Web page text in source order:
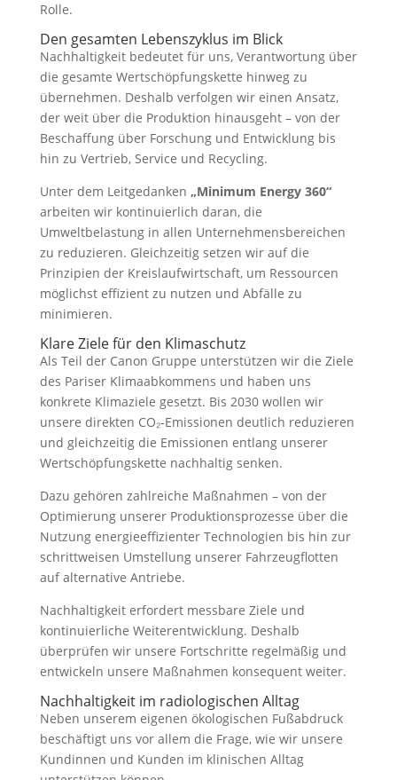
Rolle.
Den gesamten Lebenszyklus im Blick
Nachhaltigkeit bedeutet für uns, Verantwortung über
die gesamte Wertschöpfungskette hinweg zu
übernehmen. Deshalb verfolgen wir einen Ansatz,
der weit über die Produktion hinausgeht – von der
Beschaffung über Forschung und Entwicklung bis
hin zu Vertrieb, Service und Recycling.
Unter dem Leitgedanken „Minimum Energy 360“
arbeiten wir kontinuierlich daran, die
Umweltbelastung in allen Unternehmensbereichen
zu reduzieren. Gleichzeitig setzen wir auf die
Prinzipien der Kreislaufwirtschaft, um Ressourcen
möglichst effizient zu nutzen und Abfälle zu
minimieren.
Klare Ziele für den Klimaschutz
Als Teil der Canon Gruppe unterstützen wir die Ziele
des Pariser Klimaabkommens und haben uns
konkrete Klimaziele gesetzt. Bis 2030 wollen wir
unsere direkten CO₂-Emissionen deutlich reduzieren
und gleichzeitig die Emissionen entlang unserer
Wertschöpfungskette nachhaltig senken.
Dazu gehören zahlreiche Maßnahmen – von der
Optimierung unserer Produktionsprozesse über die
Nutzung energieeffizienter Technologien bis hin zur
schrittweisen Umstellung unserer Fahrzeugflotten
auf alternative Antriebe.
Nachhaltigkeit erfordert messbare Ziele und
kontinuierliche Weiterentwicklung. Deshalb
überprüfen wir unsere Fortschritte regelmäßig und
entwickeln unsere Maßnahmen konsequent weiter.
Nachhaltigkeit im radiologischen Alltag
Neben unserem eigenen ökologischen Fußabdruck
beschäftigt uns vor allem die Frage, wie wir unsere
Kundinnen und Kunden im klinischen Alltag